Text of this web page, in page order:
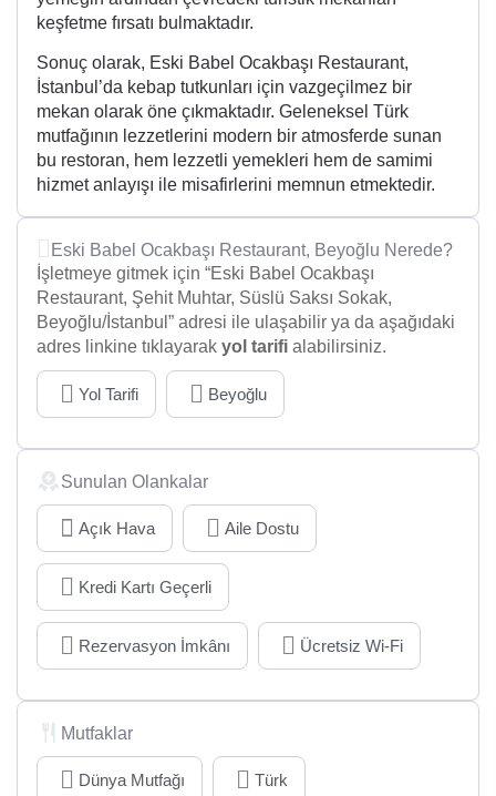
keşfetme fırsatı bulmaktadır.
Sonuç olarak, Eski Babel Ocakbaşı Restaurant,
İstanbul’da kebap tutkunları için vazgeçilmez bir
mekan olarak öne çıkmaktadır. Geleneksel Türk
mutfağının lezzetlerini modern bir atmosferde sunan
bu restoran, hem lezzetli yemekleri hem de samimi
hizmet anlayışı ile misafirlerini memnun etmektedir.
Eski Babel Ocakbaşı Restaurant, Beyoğlu Nerede?
İşletmeye gitmek için “Eski Babel Ocakbaşı
Restaurant, Şehit Muhtar, Süslü Saksı Sokak,
Beyoğlu/İstanbul” adresi ile ulaşabilir ya da aşağıdaki
adres linkine tıklayarak yol tarifi alabilirsiniz.
Yol Tarifi Beyoğlu
Sunulan Olankalar
Açık Hava Aile Dostu
Kredi Kartı Geçerli
Rezervasyon İmkânı Ücretsiz Wi-Fi
Mutfaklar
Dünya Mutfağı Türk